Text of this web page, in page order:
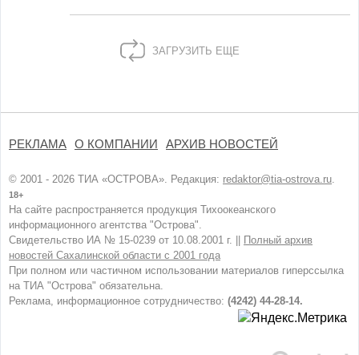
ЗАГРУЗИТЬ ЕЩЕ
РЕКЛАМА О КОМПАНИИ АРХИВ НОВОСТЕЙ
© 2001 - 2026 ТИА «ОСТРОВА». Редакция: redaktor@tia-ostrova.ru.
18+
На сайте распространяется продукция Тихоокеанского
информационного агентства "Острова".
Свидетельство ИА № 15-0239 от 10.08.2001 г. ||
Полный архив
новостей Сахалинской области с 2001 года
При полном или частичном использовании материалов гиперссылка
на ТИА "Острова" обязательна.
Реклама, информационное сотрудничество: (4242) 44-28-14.